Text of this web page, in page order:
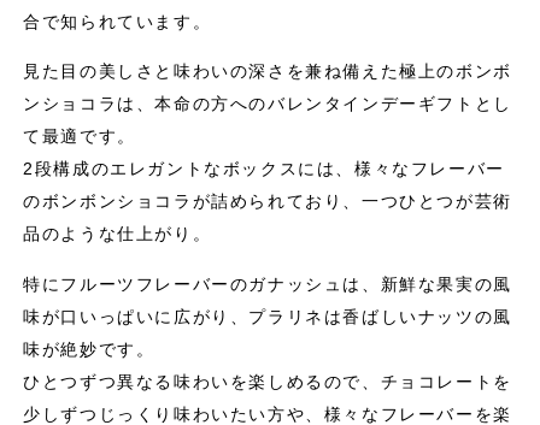
合で知られています。
見た目の美しさと味わいの深さを兼ね備えた極上のボンボ
ンショコラは、本命の方へのバレンタインデーギフトとし
て最適です。
2段構成のエレガントなボックスには、様々なフレーバー
のボンボンショコラが詰められており、一つひとつが芸術
品のような仕上がり。
特にフルーツフレーバーのガナッシュは、新鮮な果実の風
味が口いっぱいに広がり、プラリネは香ばしいナッツの風
味が絶妙です。
ひとつずつ異なる味わいを楽しめるので、チョコレートを
少しずつじっくり味わいたい方や、様々なフレーバーを楽